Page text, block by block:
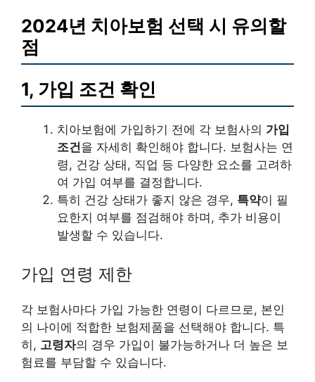
2024년 치아보험 선택 시 유의할
점
1, 가입 조건 확인
치아보험에 가입하기 전에 각 보험사의 가입
조건을 자세히 확인해야 합니다. 보험사는 연
령, 건강 상태, 직업 등 다양한 요소를 고려하
여 가입 여부를 결정합니다.
특히 건강 상태가 좋지 않은 경우, 특약이 필
요한지 여부를 점검해야 하며, 추가 비용이
발생할 수 있습니다.
가입 연령 제한
각 보험사마다 가입 가능한 연령이 다르므로, 본인
의 나이에 적합한 보험제품을 선택해야 합니다. 특
히, 고령자의 경우 가입이 불가능하거나 더 높은 보
험료를 부담할 수 있습니다.